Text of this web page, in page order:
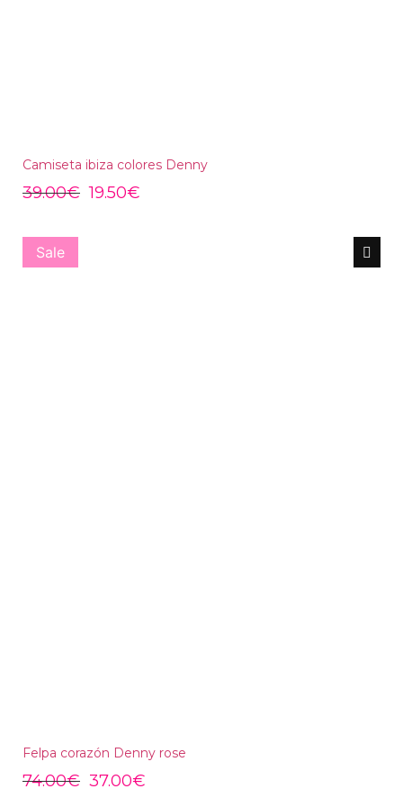
Camiseta ibiza colores Denny
39.00€ 19.50€
Sale
Felpa corazón Denny rose
74.00€ 37.00€